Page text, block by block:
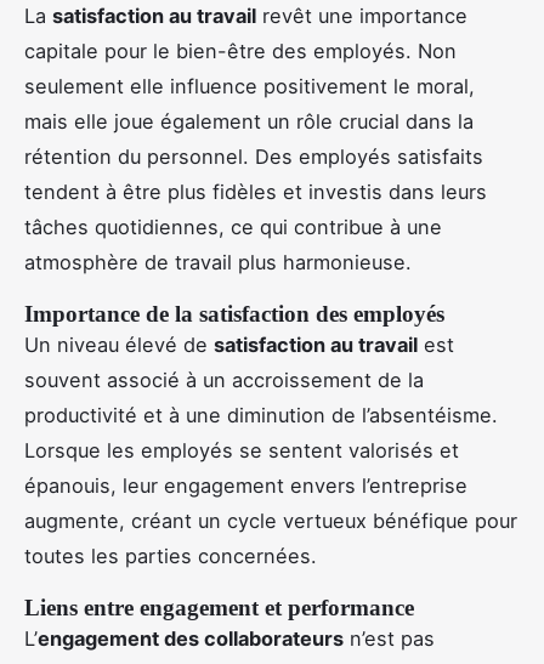
La satisfaction au travail revêt une importance
capitale pour le bien-être des employés. Non
seulement elle influence positivement le moral,
mais elle joue également un rôle crucial dans la
rétention du personnel. Des employés satisfaits
tendent à être plus fidèles et investis dans leurs
tâches quotidiennes, ce qui contribue à une
atmosphère de travail plus harmonieuse.
Importance de la satisfaction des employés
Un niveau élevé de satisfaction au travail est
souvent associé à un accroissement de la
productivité et à une diminution de l’absentéisme.
Lorsque les employés se sentent valorisés et
épanouis, leur engagement envers l’entreprise
augmente, créant un cycle vertueux bénéfique pour
toutes les parties concernées.
Liens entre engagement et performance
L’engagement des collaborateurs n’est pas